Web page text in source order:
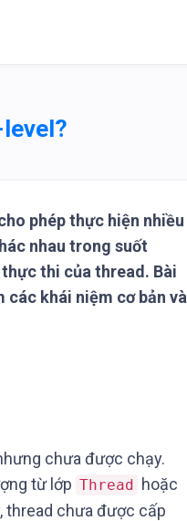
phép thực hiện nhiều
nhau trong suốt
thi của thread. Bài
khái niệm cơ bản và
chưa được chạy.
từ lớp Thread hoặc
thread chưa được cấp